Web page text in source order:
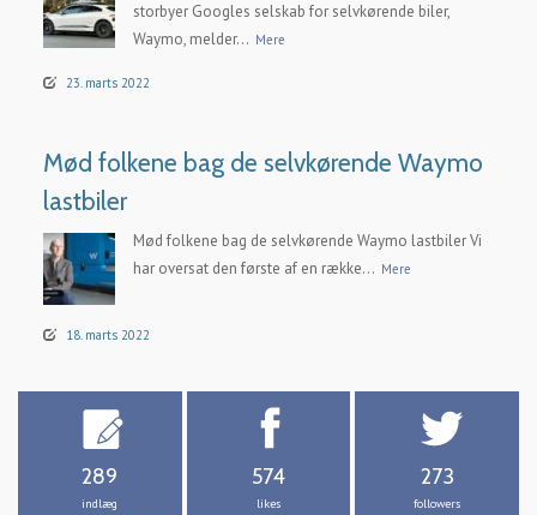
storbyer Googles selskab for selvkørende biler,
Waymo, melder... Mere
23. marts 2022
Mød folkene bag de selvkørende Waymo
lastbiler
Mød folkene bag de selvkørende Waymo lastbiler Vi
har oversat den første af en række... Mere
18. marts 2022
289
indlæg
574
likes
273
followers